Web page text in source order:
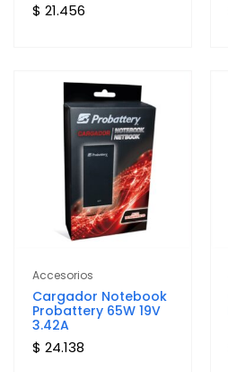
$ 21.456
Accesorios
Cargador Notebook
Probattery 65W 19V
3.42A
$ 24.138